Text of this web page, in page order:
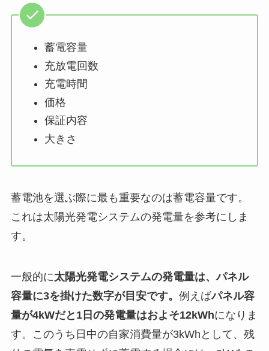
蓄電容量
充放電回数
充電時間
価格
保証内容
大きさ
蓄電池を選ぶ際に最も重要なのは蓄電容量です。
これは太陽光発電システムの発電量を参考にしま
す。
一般的に太陽光発電システムの発電量は、パネル
容量に3を掛けた数字が目安です。 例えばパネル容
量が4kWだと1日の発電量はおよそ12kWhになりま
す。このうち日中の自家消費量が3kWhとして、残